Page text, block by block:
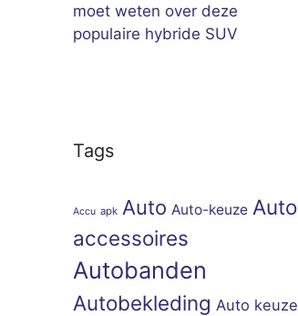
moet weten over deze
populaire hybride SUV
Tags
Accu apk Auto Auto-keuze Auto
accessoires
Autobanden
Autobekleding Auto keuze